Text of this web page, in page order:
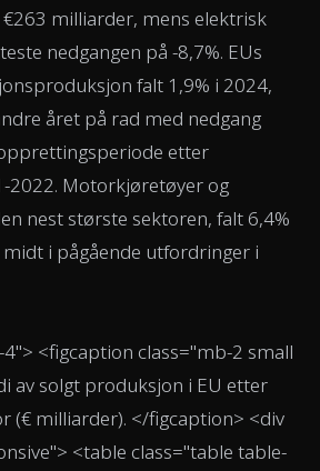
milliarder, mens elektrisk
nedgangen på -8,7%. EUs
falt 1,9% i 2024,
året på rad med nedgang
etter
2022. Motorkjøretøyer og
nest største sektoren, falt 6,4%
i pågående utfordringer i
<figcaption class="mb-2 small
av solgt produksjon i EU etter
(€ milliarder). </figcaption> <div
<table class="table table-